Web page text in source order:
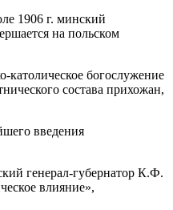
1906 г. минский
на польском
католическое богослужение
состава прихожан,
введения
генерал-губернатор К.Ф.
влияние»,